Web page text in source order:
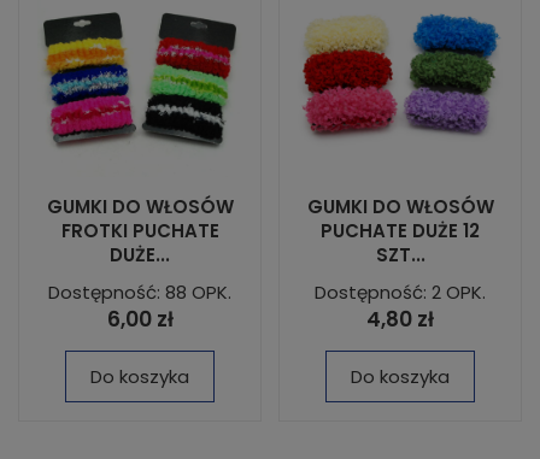
GUMKI DO WŁOSÓW
FROTKI PUCHATE
DUŻE...
Dostępność: 88 OPK.
6,00 zł
Do koszyka
GUMKI DO WŁOSÓW
PUCHATE DUŻE 12
SZT...
Dostępność: 2 OPK.
4,80 zł
Do koszyka